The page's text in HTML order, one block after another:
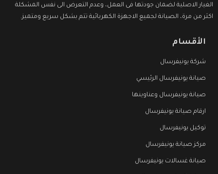
الغيار الاصلية لضمان جودتها فى العمل، وعدم التعرض الى نفس المشكلة
اكثر من مرة، الصيانة لجميع الاجهزة الكهربائية تتم بشكل سريع ومتميز.
الأقسام
شركة يونيفرسال
صيانة يونيفرسال الرئيسي
صيانة يونيفرسال وعناوينها
ارقام صيانة يونيفرسال
توكيل يونيفرسال
مركز صيانة يونيفرسال
صيانة غسالات يونيفرسال